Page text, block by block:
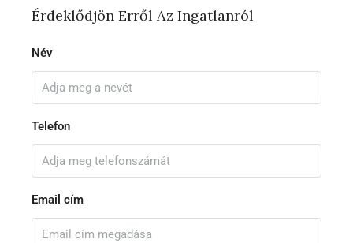
Érdeklődjön Erről Az Ingatlanról
Név
Telefon
Email cím